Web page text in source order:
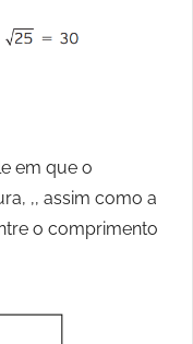
em que o
,, assim como a
o comprimento